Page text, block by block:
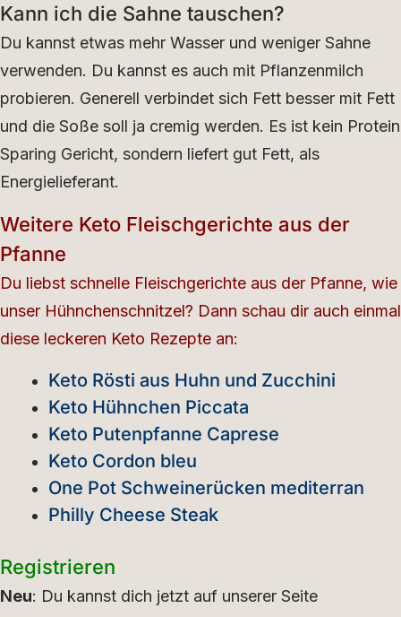
Kann ich die Sahne tauschen?
Du kannst etwas mehr Wasser und weniger Sahne
verwenden. Du kannst es auch mit Pflanzenmilch
probieren. Generell verbindet sich Fett besser mit Fett
und die Soße soll ja cremig werden. Es ist kein Protein
Sparing Gericht, sondern liefert gut Fett, als
Energielieferant.
Weitere Keto Fleischgerichte aus der
Pfanne
Du liebst schnelle Fleischgerichte aus der Pfanne, wie
unser Hühnchenschnitzel? Dann schau dir auch einmal
diese leckeren Keto Rezepte an:
Keto Rösti aus Huhn und Zucchini
Keto Hühnchen Piccata
Keto Putenpfanne Caprese
Keto Cordon bleu
One Pot Schweinerücken mediterran
Philly Cheese Steak
Registrieren
Neu: Du kannst dich jetzt auf unserer Seite